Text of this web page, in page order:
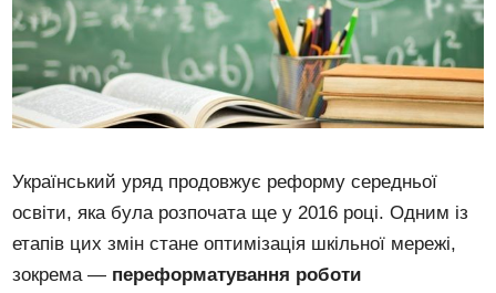
Український уряд продовжує реформу середньої
освіти, яка була розпочата ще у 2016 році. Одним із
етапів цих змін стане оптимізація шкільної мережі,
зокрема — переформатування роботи